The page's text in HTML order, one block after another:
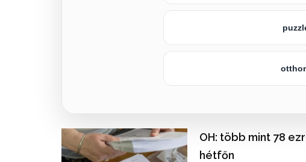
OH: több mint 78
hétfőn